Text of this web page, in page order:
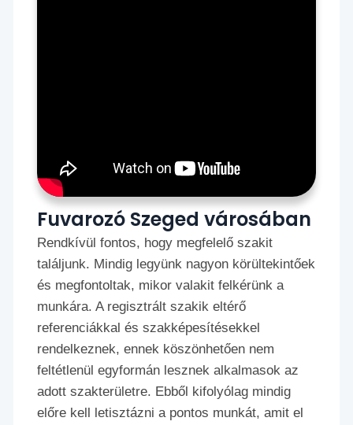
Fuvarozó Szeged városában
Rendkívül fontos, hogy megfelelő szakit
találjunk. Mindig legyünk nagyon körültekintőek
és megfontoltak, mikor valakit felkérünk a
munkára. A regisztrált szakik eltérő
referenciákkal és szakképesítésekkel
rendelkeznek, ennek köszönhetően nem
feltétlenül egyformán lesznek alkalmasok az
adott szakterületre. Ebből kifolyólag mindig
előre kell letisztázni a pontos munkát, amit el